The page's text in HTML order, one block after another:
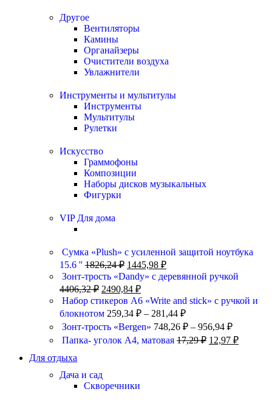
Другое
Вентиляторы
Камины
Органайзеры
Очистители воздуха
Увлажнители
Инструменты и мультитулы
Инструменты
Мультитулы
Рулетки
Искусство
Граммофоны
Композиции
Наборы дисков музыкальных
Фигурки
VIP Для дома
Сумка «Plush» c усиленной защитой ноутбука
15.6 '' 1826,24₽ 1445,98 ₽
Зонт-трость «Dandy» с деревянной ручкой
4406,32₽ 2490,84 ₽
Набор стикеров А6 «Write and stick» с ручкой и
блокнотом 259,34 ₽ – 281,44 ₽
Зонт-трость «Bergen» 748,26 ₽ – 956,94 ₽
Папка- уголок А4, матовая 17,29₽ 12,97 ₽
Для отдыха
Дача и сад
Скворечники